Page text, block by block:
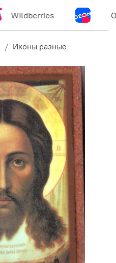
Wildberries
Иконы разные